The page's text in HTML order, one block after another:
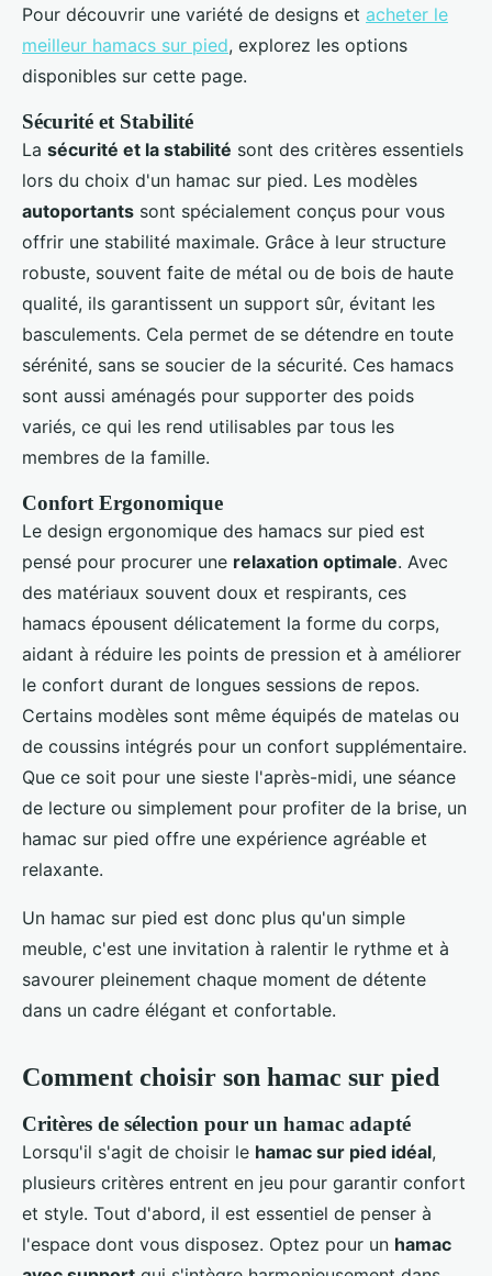
Pour découvrir une variété de designs et acheter le
meilleur hamacs sur pied, explorez les options
disponibles sur cette page.
Sécurité et Stabilité
La sécurité et la stabilité sont des critères essentiels
lors du choix d'un hamac sur pied. Les modèles
autoportants sont spécialement conçus pour vous
offrir une stabilité maximale. Grâce à leur structure
robuste, souvent faite de métal ou de bois de haute
qualité, ils garantissent un support sûr, évitant les
basculements. Cela permet de se détendre en toute
sérénité, sans se soucier de la sécurité. Ces hamacs
sont aussi aménagés pour supporter des poids
variés, ce qui les rend utilisables par tous les
membres de la famille.
Confort Ergonomique
Le design ergonomique des hamacs sur pied est
pensé pour procurer une relaxation optimale. Avec
des matériaux souvent doux et respirants, ces
hamacs épousent délicatement la forme du corps,
aidant à réduire les points de pression et à améliorer
le confort durant de longues sessions de repos.
Certains modèles sont même équipés de matelas ou
de coussins intégrés pour un confort supplémentaire.
Que ce soit pour une sieste l'après-midi, une séance
de lecture ou simplement pour profiter de la brise, un
hamac sur pied offre une expérience agréable et
relaxante.
Un hamac sur pied est donc plus qu'un simple
meuble, c'est une invitation à ralentir le rythme et à
savourer pleinement chaque moment de détente
dans un cadre élégant et confortable.
Comment choisir son hamac sur pied
Critères de sélection pour un hamac adapté
Lorsqu'il s'agit de choisir le hamac sur pied idéal,
plusieurs critères entrent en jeu pour garantir confort
et style. Tout d'abord, il est essentiel de penser à
l'espace dont vous disposez. Optez pour un hamac